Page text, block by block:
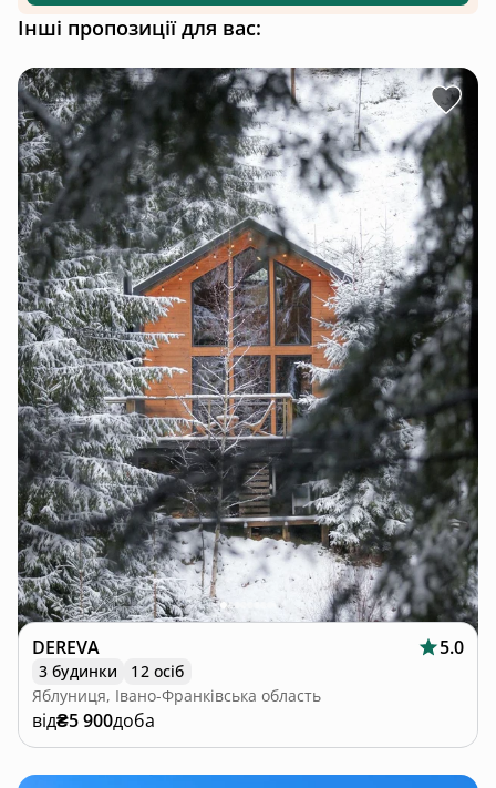
Шановні гості, у звʼязку з складним доїздом, який в
першу чергу залежить від погодних умов,
приймаємо бронювання лише у період до 2-х
місяців.
Інші пропозиції для вас:
DEREVA 5.0
3 будинки
12 осіб
Яблуниця, Івано-Франківська область
від₴5 900доба